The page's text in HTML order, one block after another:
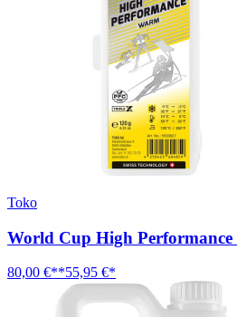
Toko
World Cup High Performance
80,00 €**55,95 €*